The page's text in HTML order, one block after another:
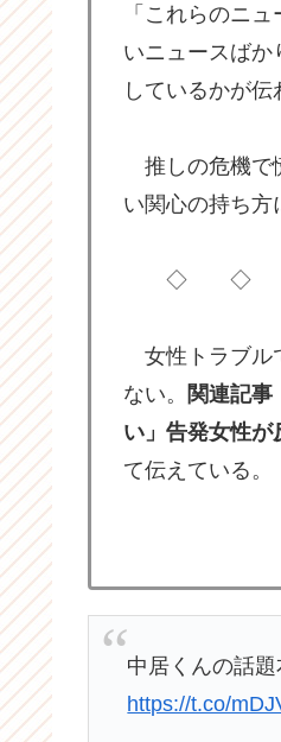
「これらのニ
いニュースばか
しているかが伝
推しの危機で
い関心の持ち方
◇ ◇
女性トラブル
ない。 関連記
い」告発女性が
て伝えている。
中居くんの話
https://t.co/